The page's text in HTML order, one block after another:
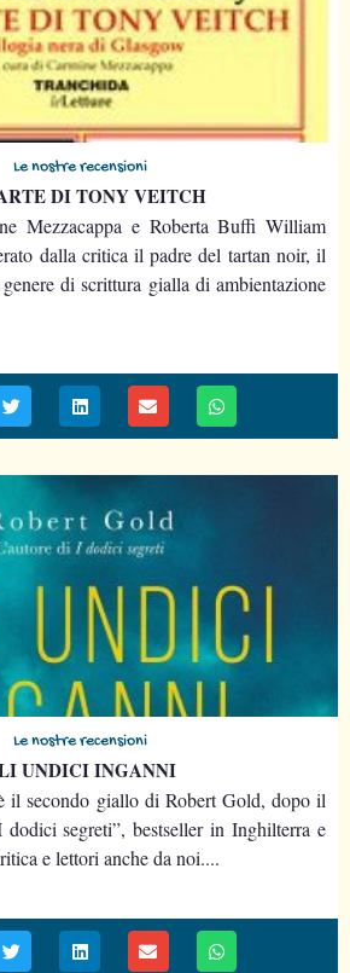
Le nostre recensioni
DI TONY VEITCH
Mezzacappa e Roberta Buffi William
dalla critica il padre del tartan noir, il
di scrittura gialla di ambientazione
Le nostre recensioni
UNDICI INGANNI
il secondo giallo di Robert Gold, dopo il
dodici segreti”, bestseller in Inghilterra e
e lettori anche da noi....